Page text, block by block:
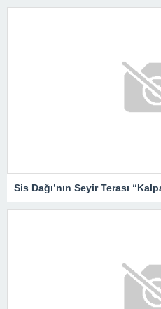
Sis Dağı’nın Seyir Terası